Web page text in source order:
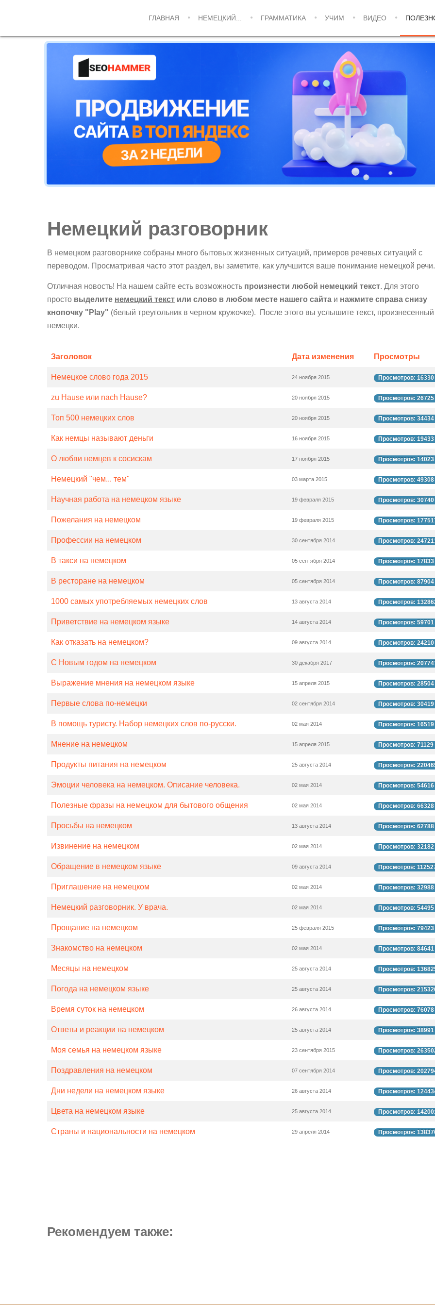
ГЛАВНАЯ НЕМЕЦКИЙ... ГРАММАТИКА УЧИМ ВИДЕО
Немецкий разговорник
В немецком разговорнике собраны много бытовых жизненных ситуаций, примеров речевых ситуаций с
переводом. Просматривая часто этот раздел, вы заметите, как улучшится ваше понимание немецкой речи.
Отличная новость! На нашем сайте есть возможность произнести любой немецкий текст. Для этого
просто выделите немецкий текст или слово в любом месте нашего сайта и нажмите справа снизу
кнопочку "Play" (белый треугольник в черном кружочке). После этого вы услышите текст,
немецки.
Заголовок Дата изменения Просмотры
Немецкое слово года 2015 24 ноября 2015 Просмотров: 16330
zu Hause или nach Hause? 20 ноября 2015 Просмотров: 26725
Топ 500 немецких слов 20 ноября 2015 Просмотров: 34434
Как немцы называют деньги 16 ноября 2015 Просмотров: 19433
О любви немцев к сосискам 17 ноября 2015 Просмотров: 14023
Немецкий "чем... тем" 03 марта 2015 Просмотров: 49308
Научная работа на немецком языке 19 февраля 2015 Просмотров: 30740
Пожелания на немецком 19 февраля 2015 Просмотров:
Профессии на немецком 30 сентября 2014 Просмотров:
В такси на немецком 05 сентября 2014 Просмотров: 17833
В ресторане на немецком 05 сентября 2014 Просмотров: 87904
1000 самых употребляемых немецких слов 13 августа 2014 Просмотров:
Приветствие на немецком языке 14 августа 2014 Просмотров: 59701
Как отказать на немецком? 09 августа 2014 Просмотров: 24210
С Новым годом на немецком 30 декабря 2017 Просмотров:
Выражение мнения на немецком языке 15 апреля 2015 Просмотров: 28504
Первые слова по-немецки 02 сентября 2014 Просмотров: 30419
В помощь туристу. Набор немецких слов по-русски. 02 мая 2014 Просмотров: 16519
Мнение на немецком 15 апреля 2015 Просмотров: 71129
Продукты питания на немецком 25 августа 2014 Просмотров:
Эмоции человека на немецком. Описание человека. 02 мая 2014 Просмотров: 54616
Полезные фразы на немецком для бытового общения 02 мая 2014 Просмотров: 66328
Просьбы на немецком 13 августа 2014 Просмотров: 62788
Извинение на немецком 02 мая 2014 Просмотров: 32182
Обращение в немецком языке 09 августа 2014 Просмотров:
Приглашение на немецком 02 мая 2014 Просмотров: 32988
Немецкий разговорник. У врача. 02 мая 2014 Просмотров: 54495
Прощание на немецком 25 февраля 2015 Просмотров: 79423
Знакомство на немецком 02 мая 2014 Просмотров: 84641
Месяцы на немецком 25 августа 2014 Просмотров:
Погода на немецком языке 25 августа 2014 Просмотров:
Время суток на немецком 26 августа 2014 Просмотров: 76078
Ответы и реакции на немецком 25 августа 2014 Просмотров: 38991
Моя семья на немецком языке 23 сентября 2015 Просмотров:
Поздравления на немецком 07 сентября 2014 Просмотров:
Дни недели на немецком языке 26 августа 2014 Просмотров:
Цвета на немецком языке 25 августа 2014 Просмотров:
Страны и национальности на немецком 29 апреля 2014 Просмотров:
Рекомендуем также: